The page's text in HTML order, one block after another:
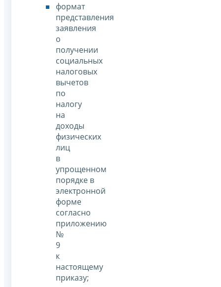
формат
представления
заявления
о
получении
социальных
налоговых
вычетов
по
налогу
на
доходы
физических
лиц
в
упрощенном
порядке в
электронной
форме
согласно
приложению
№
9
к
настоящему
приказу;